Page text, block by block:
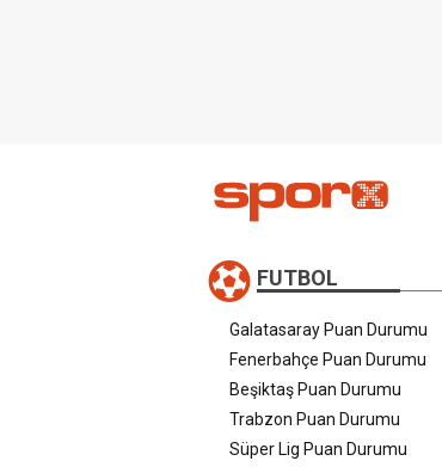
FUTBOL
Galatasaray Puan Durumu
Fenerbahçe Puan Durumu
Beşiktaş Puan Durumu
Trabzon Puan Durumu
Süper Lig Puan Durumu